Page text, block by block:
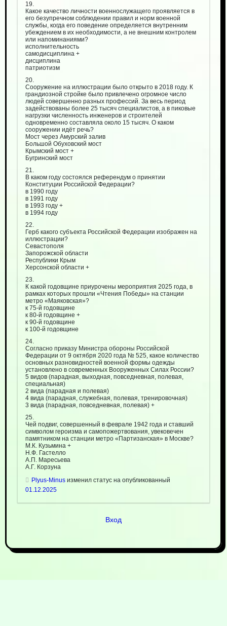
19.
Какое качество личности военнослужащего проявляется в
его безупречном соблюдении правил и норм военной
службы, когда его поведение определяется внутренним
убеждением в их необходимости, а не внешним контролем
или напоминаниями?
исполнительность
самодисциплина +
дисциплина
патриотизм
20.
Сооружение на иллюстрации было открыто в 2018 году. К
грандиозной стройке было привлечено огромное число
людей совершенно разных профессий. За весь период
задействованы более 25 тысяч специалистов, а в пиковые
нагрузки численность инженеров и строителей
одновременно составляла около 15 тысяч. О каком
сооружении идёт речь?
Мост через Амурский залив
Большой Обуховский мост
Крымский мост +
Бугринский мост
21.
В каком году состоялся референдум о принятии
Конституции Российской Федерации?
в 1990 году
в 1991 году
в 1993 году +
в 1994 году
22.
Герб какого субъекта Российской Федерации изображен на
иллюстрации?
Севастополя
Запорожской области
Республики Крым
Херсонской области +
23.
К какой годовщине приурочены мероприятия 2025 года, в
рамках которых прошли «Чтения Победы» на станции
метро «Маяковская»?
к 75-й годовщине
к 80-й годовщине +
к 90-й годовщине
к 100-й годовщине
24.
Согласно приказу Министра обороны Российской
Федерации от 9 октября 2020 года № 525, какое количество
основных разновидностей военной формы одежды
установлено в современных Вооруженных Силах России?
5 видов (парадная, выходная, повседневная, полевая,
специальная)
2 вида (парадная и полевая)
4 вида (парадная, служебная, полевая, тренировочная)
3 вида (парадная, повседневная, полевая) +
25.
Чей подвиг, совершенный в феврале 1942 года и ставший
символом героизма и самопожертвования, увековечен
памятником на станции метро «Партизанская» в Москве?
М.К. Кузьмина +
Н.Ф. Гастелло
А.П. Маресьева
А.Г. Корзуна
Plyus-Minusизменил статус на опубликованный
01.12.2025
Вход